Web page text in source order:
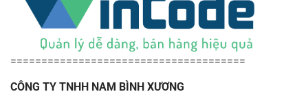
======================================
CÔNG TY TNHH NAM BÌNH XƯƠNG